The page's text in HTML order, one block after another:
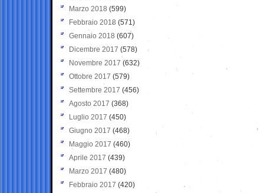
Marzo 2018 (599)
Febbraio 2018 (571)
Gennaio 2018 (607)
Dicembre 2017 (578)
Novembre 2017 (632)
Ottobre 2017 (579)
Settembre 2017 (456)
Agosto 2017 (368)
Luglio 2017 (450)
Giugno 2017 (468)
Maggio 2017 (460)
Aprile 2017 (439)
Marzo 2017 (480)
Febbraio 2017 (420)